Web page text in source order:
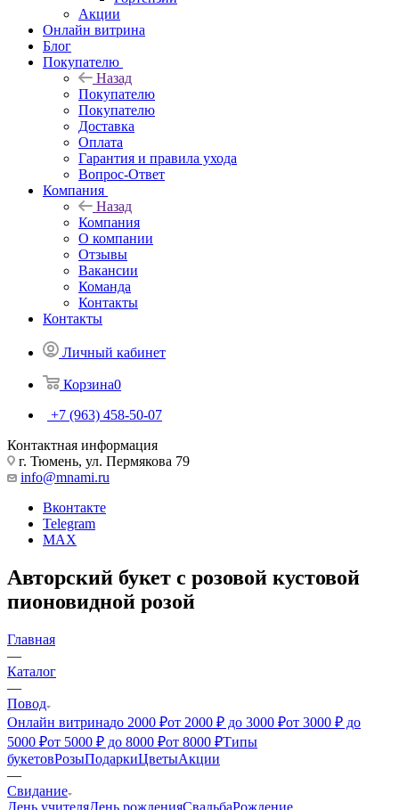
Акции
Онлайн витрина
Блог
Покупателю
Назад
Покупателю
Покупателю
Доставка
Оплата
Гарантия и правила ухода
Вопрос-Ответ
Компания
Назад
Компания
О компании
Отзывы
Вакансии
Команда
Контакты
Контакты
Личный кабинет
Корзина0
+7 (963) 458-50-07
Контактная информация
г. Тюмень, ул. Пермякова 79
info@mnami.ru
Вконтакте
Telegram
MAX
Авторский букет с розовой кустовой
пионовидной розой
Главная
—
Каталог
—
Повод
Онлайн витринадо 2000 ₽от 2000 ₽ до 3000 ₽от 3000 ₽ до
5000 ₽от 5000 ₽ до 8000 ₽от 8000 ₽Типы
букетовРозыПодаркиЦветыАкции
—
Свидание
День учителяДень рожденияСвадьбаРождение